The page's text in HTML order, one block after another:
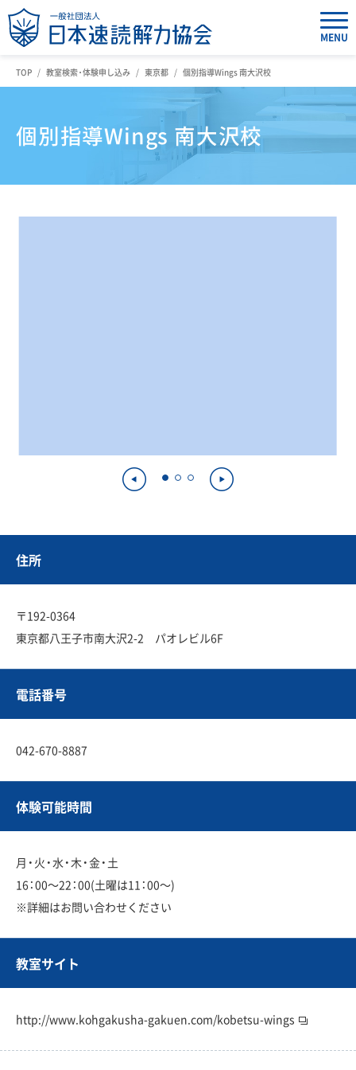
MENU
TOP 教室検索・体験申し込み 東京都 個別指導Wings 南大沢校
個別指導Wings 南大沢校
住所
〒192-0364
東京都八王子市南大沢2-2 パオレビル6F
電話番号
042-670-8887
体験可能時間
月・火・水・木・金・土
16：00〜22：00(土曜は11：00〜)
※詳細はお問い合わせください
教室サイト
http://www.kohgakusha-gakuen.com/kobetsu-wings